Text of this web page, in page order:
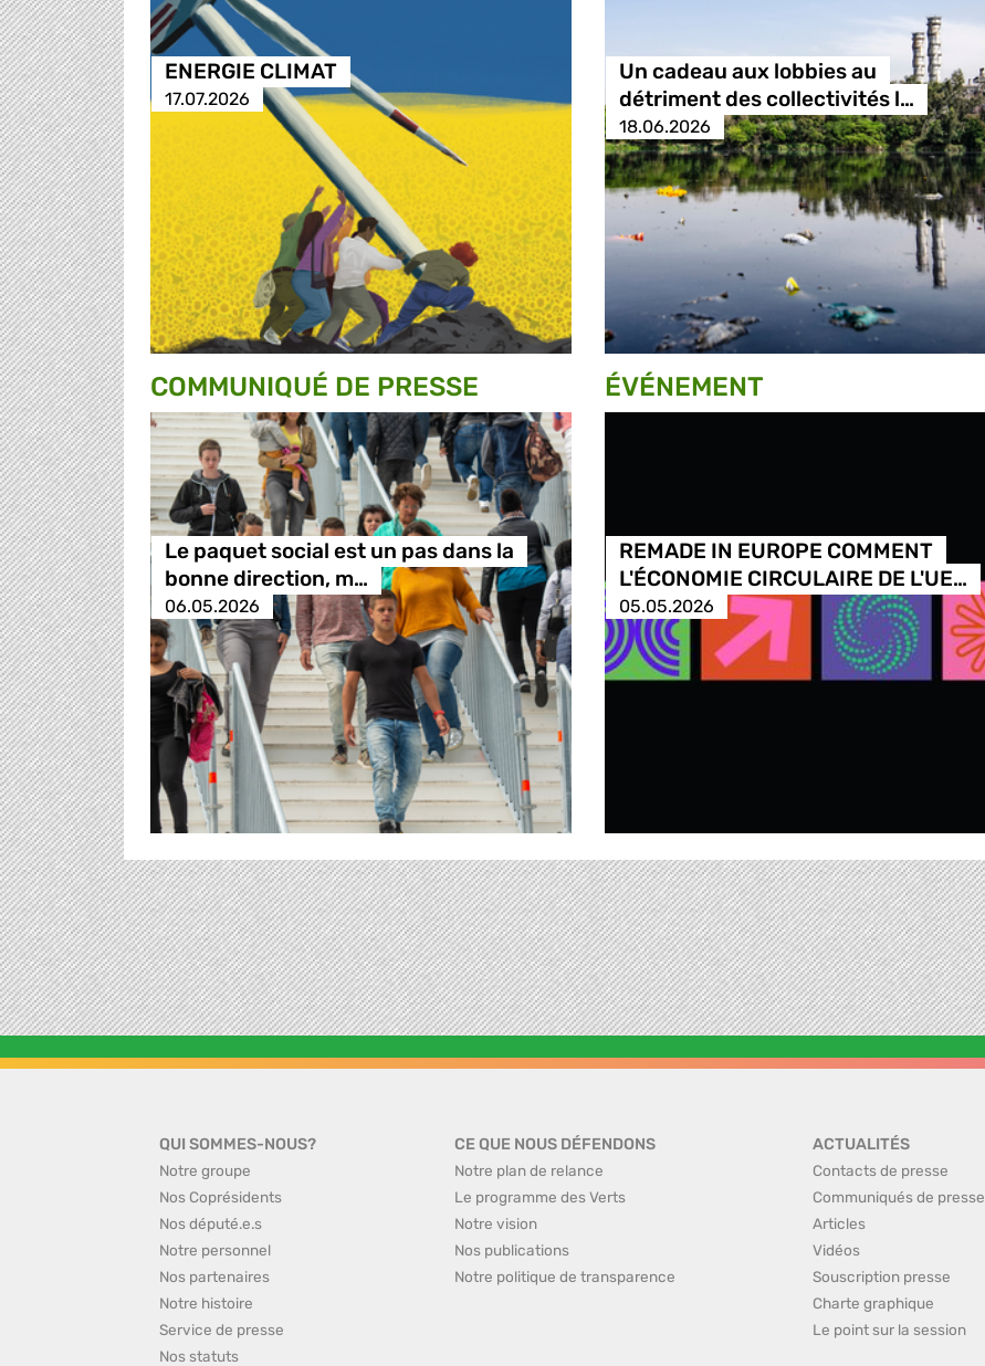
ENERGIE CLIMAT
17.07.2026
Un cadeau aux lobbies au
détriment des collectivités l…
18.06.2026
COMMUNIQUÉ DE PRESSE
Le paquet social est un pas dans la
bonne direction, m…
06.05.2026
ÉVÉNEMENT
REMADE IN EUROPE COMMENT
L'ÉCONOMIE CIRCULAIRE DE L'UE…
05.05.2026
QUI SOMMES-NOUS?
Notre groupe
Nos Coprésidents
Nos député.e.s
Notre personnel
Nos partenaires
Notre histoire
Service de presse
Nos statuts
CE QUE NOUS DÉFENDONS
Notre plan de relance
Le programme des Verts
Notre vision
Nos publications
Notre politique de transparence
ACTUALITÉS
Contacts de presse
Communiqués de presse
Articles
Vidéos
Souscription presse
Charte graphique
Le point sur la session